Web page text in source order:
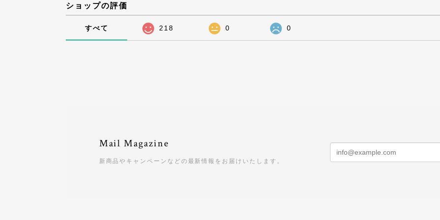
ショップの評価
すべて 218 0 0
Mail Magazine
新商品やキャンペーンなどの最新情報をお届けいたします。